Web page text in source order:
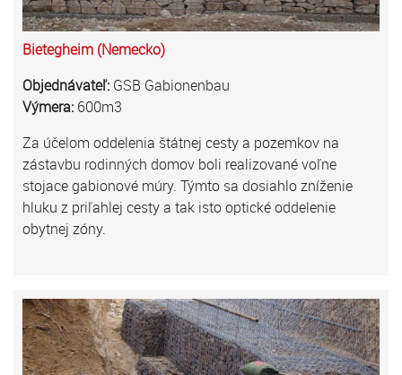
Bietegheim (Nemecko)
Objednávateľ: GSB Gabionenbau
Výmera: 600m3
Za účelom oddelenia štátnej cesty a pozemkov na
zástavbu rodinných domov boli realizované voľne
stojace gabionové múry. Týmto sa dosiahlo zníženie
hluku z priľahlej cesty a tak isto optické oddelenie
obytnej zóny.